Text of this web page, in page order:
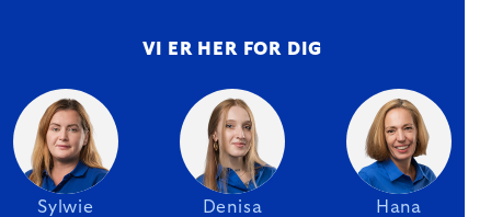
VI ER HER FOR DIG
Sylwie Denisa Hana